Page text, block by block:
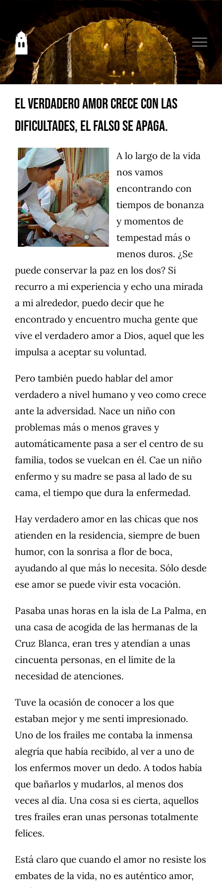
contenido
El verdadero amor crece con las
dificultades, el falso se apaga.
A lo largo de la vida
nos vamos
encontrando con
tiempos de bonanza
y momentos de
tempestad más o
menos duros. ¿Se
puede conservar la paz en los dos? Si
recurro a mi experiencia y echo una mirada
a mi alrededor, puedo decir que he
encontrado y encuentro mucha gente que
vive el verdadero amor a Dios, aquel que les
impulsa a aceptar su voluntad.
Pero también puedo hablar del amor
verdadero a nivel humano y veo como crece
ante la adversidad. Nace un niño con
problemas más o menos graves y
automáticamente pasa a ser el centro de su
familia, todos se vuelcan en él. Cae un niño
enfermo y su madre se pasa al lado de su
cama, el tiempo que dura la enfermedad.
Hay verdadero amor en las chicas que nos
atienden en la residencia, siempre de buen
humor, con la sonrisa a flor de boca,
ayudando al que más lo necesita. Sólo desde
ese amor se puede vivir esta vocación.
Pasaba unas horas en la isla de La Palma, en
una casa de acogida de las hermanas de la
Cruz Blanca, eran tres y atendían a unas
cincuenta personas, en el límite de la
necesidad de atenciones.
Tuve la ocasión de conocer a los que
estaban mejor y me sentí impresionado.
Uno de los frailes me contaba la inmensa
alegría que había recibido, al ver a uno de
los enfermos mover un dedo. A todos había
que bañarlos y mudarlos, al menos dos
veces al día. Una cosa si es cierta, aquellos
tres frailes eran unas personas totalmente
felices.
Está claro que cuando el amor no resiste los
embates de la vida, no es auténtico amor,